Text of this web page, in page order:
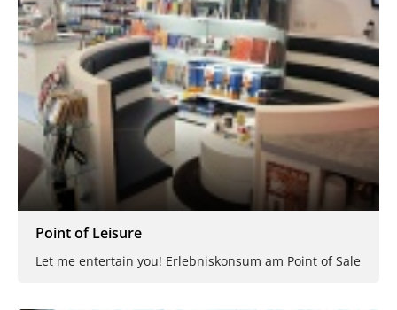
Point of Leisure
Let me entertain you! Erlebniskonsum am Point of Sale